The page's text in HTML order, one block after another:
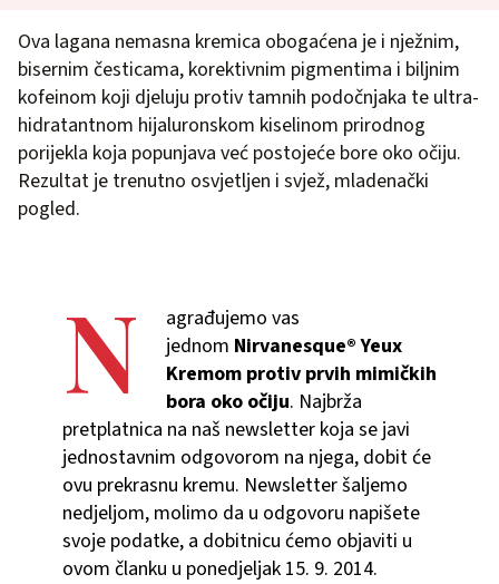
Ova lagana nemasna kremica obogaćena je i nježnim,
bisernim česticama, korektivnim pigmentima i biljnim
kofeinom koji djeluju protiv tamnih podočnjaka te ultra-
hidratantnom hijaluronskom kiselinom prirodnog
porijekla koja popunjava već postojeće bore oko očiju.
Rezultat je trenutno osvjetljen i svjež, mladenački
pogled.
N
agrađujemo vas
jednom Nirvanesque® Yeux
Kremom protiv prvih mimičkih
bora oko očiju. Najbrža
pretplatnica na naš newsletter koja se javi
jednostavnim odgovorom na njega, dobit će
ovu prekrasnu kremu. Newsletter šaljemo
nedjeljom, molimo da u odgovoru napišete
svoje podatke, a dobitnicu ćemo objaviti u
ovom članku u ponedjeljak 15. 9. 2014.